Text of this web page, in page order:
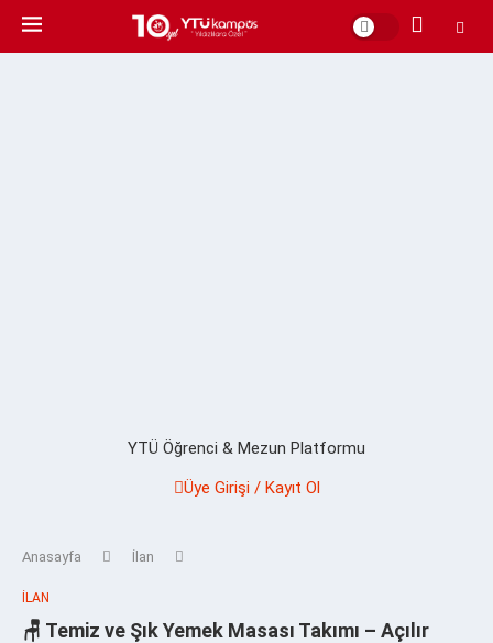
YTÜ Öğrenci & Mezun Platformu
Üye Girişi / Kayıt Ol
Anasayfa İlan
İLAN
🪑 Temiz ve Şık Yemek Masası Takımı – Açılır